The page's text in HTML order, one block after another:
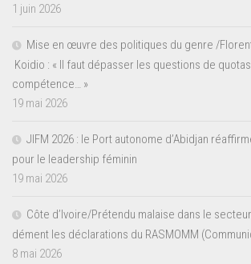
1 juin 2026
Mise en œuvre des politiques du genre /
Koidio : « Il faut dépasser les questions de
compétence… »
19 mai 2026
JIFM 2026 : le Port autonome d’Abidjan
pour le leadership féminin
19 mai 2026
Côte d’Ivoire/Prétendu malaise dans le
dément les déclarations du RASMOMM
8 mai 2026